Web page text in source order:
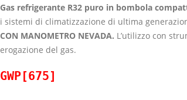
Gas refrigerante R32 puro in bombola
i sistemi di climatizzazione di ultima
CON MANOMETRO NEVADA. L’utilizzo con
erogazione del gas.
GWP[675]